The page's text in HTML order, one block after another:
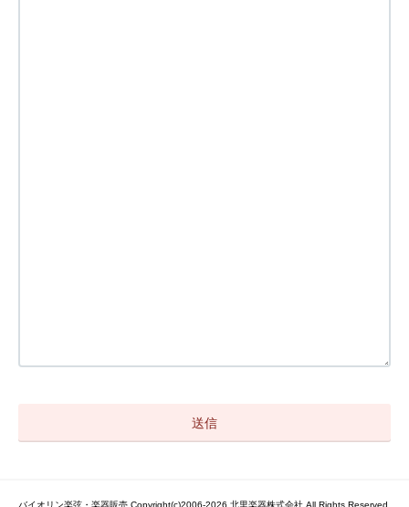
バイオリン楽弦・楽器販売 Copyright(c)2006-2026 北里楽器株式会社 All Rights Reserved.